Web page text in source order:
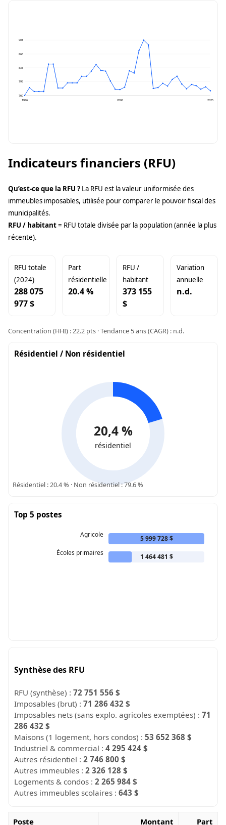
901
866
831
795
760
1986
2006 2025
Indicateurs financiers (RFU)
Qu’est-ce que la RFU ? La RFU est la valeur uniformisée des
immeubles imposables, utilisée pour comparer le pouvoir fiscal des
municipalités.
RFU / habitant= RFU totale divisée par la population (année la plus
récente).
RFU totale
(2024)
288 075
977 $
Part
résidentielle
20.4 %
RFU /
habitant
373 155
$
Variation
annuelle
n.d.
Concentration (HHI) : 22.2 pts · Tendance 5 ans (CAGR) : n.d.
Résidentiel / Non résidentiel
20,4 %
résidentiel
Résidentiel : 20.4 % · Non résidentiel : 79.6 %
Top 5 postes
Agricole
5 999 728 $
Écoles primaires
1 464 481 $
Synthèse des RFU
RFU (synthèse) :72 751 556 $
Imposables (brut) :71 286 432 $
Imposables nets (sans explo. agricoles exemptées) :71
286 432 $
Maisons (1 logement, hors condos) :53 652 368 $
Industriel & commercial :4 295 424 $
Autres résidentiel :2 746 800 $
Autres immeubles :2 326 128 $
Logements & condos :2 265 984 $
Autres immeubles scolaires :643 $
Poste Montant Part